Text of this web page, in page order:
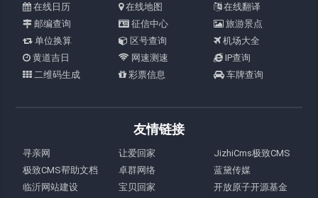
在线日历
在线地图
在线翻译
邮编查询
征信中心
旅游景点
单位换算
区号查询
机场大全
黄道吉日
网速测速
IP查询
二维码生成
彩票信息 车牌查询
友情链接
寻亲网 让爱回家
JizhiCms极致CMS
极致CMS帮助文档
卓群网络
蓝黛传媒
临沂网站建设
宝贝回家
开放原子开源基金